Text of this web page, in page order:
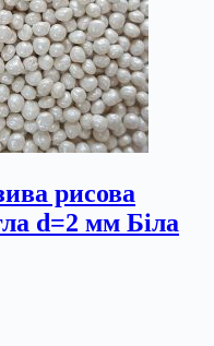
рисова
d=2 мм Біла